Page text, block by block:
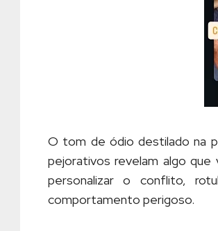
O tom de ódio destilado na
pejorativos revelam algo que
personalizar o conflito,
comportamento perigoso.